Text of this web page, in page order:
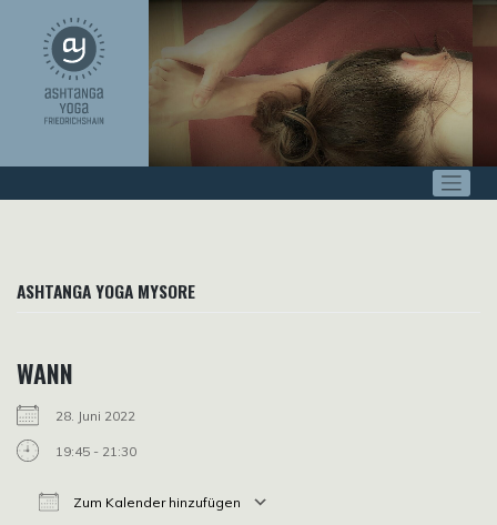
springen
ASHTANGA YOGA MYSORE
WANN
28. Juni 2022
19:45 - 21:30
Zum Kalender hinzufügen